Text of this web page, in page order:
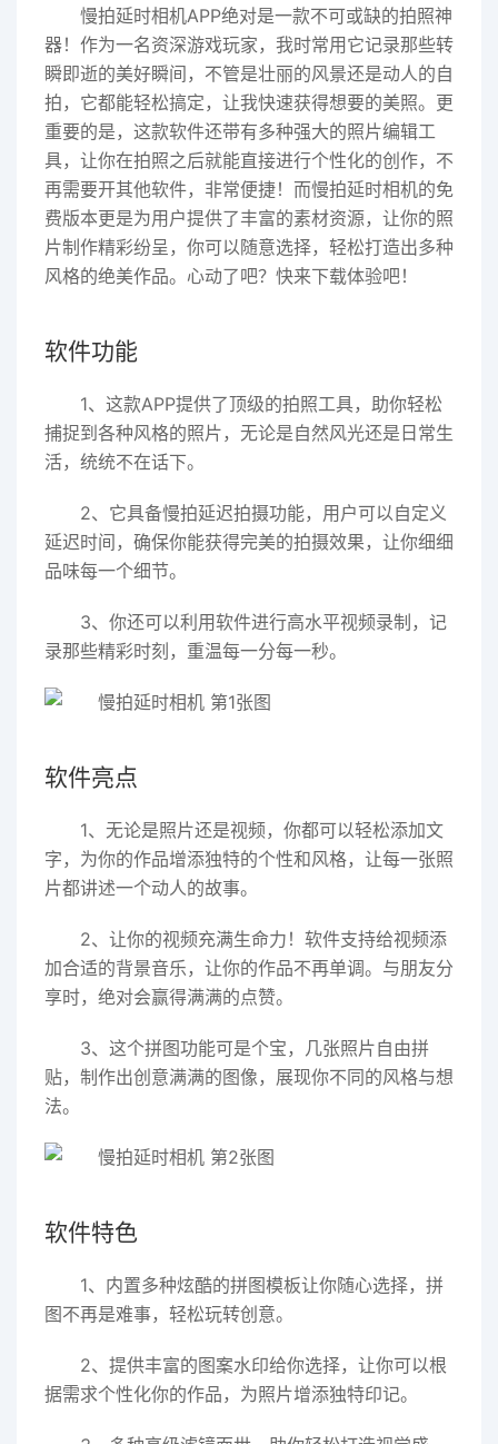
慢拍延时相机APP绝对是一款不可或缺的拍照神
器！作为一名资深游戏玩家，我时常用它记录那些转
瞬即逝的美好瞬间，不管是壮丽的风景还是动人的自
拍，它都能轻松搞定，让我快速获得想要的美照。更
重要的是，这款软件还带有多种强大的照片编辑工
具，让你在拍照之后就能直接进行个性化的创作，不
再需要开其他软件，非常便捷！而慢拍延时相机的免
费版本更是为用户提供了丰富的素材资源，让你的照
片制作精彩纷呈，你可以随意选择，轻松打造出多种
风格的绝美作品。心动了吧？快来下载体验吧！
软件功能
1、这款APP提供了顶级的拍照工具，助你轻松
捕捉到各种风格的照片，无论是自然风光还是日常生
活，统统不在话下。
2、它具备慢拍延迟拍摄功能，用户可以自定义
延迟时间，确保你能获得完美的拍摄效果，让你细细
品味每一个细节。
3、你还可以利用软件进行高水平视频录制，记
录那些精彩时刻，重温每一分每一秒。
软件亮点
1、无论是照片还是视频，你都可以轻松添加文
字，为你的作品增添独特的个性和风格，让每一张照
片都讲述一个动人的故事。
2、让你的视频充满生命力！软件支持给视频添
加合适的背景音乐，让你的作品不再单调。与朋友分
享时，绝对会赢得满满的点赞。
3、这个拼图功能可是个宝，几张照片自由拼
贴，制作出创意满满的图像，展现你不同的风格与想
法。
软件特色
1、内置多种炫酷的拼图模板让你随心选择，拼
图不再是难事，轻松玩转创意。
2、提供丰富的图案水印给你选择，让你可以根
据需求个性化你的作品，为照片增添独特印记。